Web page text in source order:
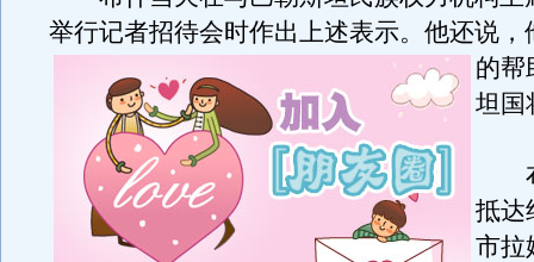
举行记者招待会时作出上述表示。 他还说，
的帮
坦国
布
抵达
市拉